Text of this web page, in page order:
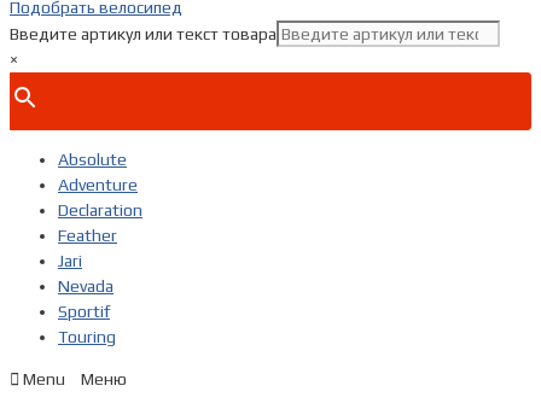
Подобрать велосипед
Введите артикул или текст товара
×
Absolute
Adventure
Declaration
Feather
Jari
Nevada
Sportif
Touring
Menu